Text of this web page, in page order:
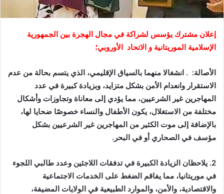
إعلان مشترك يؤسس لشراكة في مجال الهجرة بين الجمهورية
الإسلامية الموريتانية و الاتحاد الأوروبي؛
الأصالة: . انشغالا منهما بالسياق الإقليمي، الذي يتسم بحالة من عدم
الاستقرار وانعدام الأمن بشكل متزايد، وبزيادة كبيرة في عدد
المهاجرين غير الشرعيين، مما يؤدي إلى معاناة وتجاوزات وأشكال
مختلفة من الاستغلال، يكون الأطفال والنساء خصوصًا ضحايا لها،
بالإضافة إلى موت الكثير من المهاجرين غير الشرعيين بشكل
مؤسف في الصحاري أو في البحر.
2. يلاحظان الزيادة الكبيرة في تدفقات اللاجئين وعدد طالبي اللجوء
في موريتانيا، مما يفاقم الضغط على الخدمات الاجتماعية
والاقتصادية، والأمن، والموارد الطبيعية في الولايات المضيفة،